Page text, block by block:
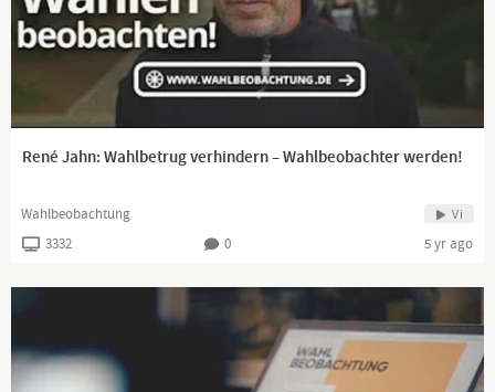
René Jahn: Wahlbetrug verhindern – Wahlbeobachter werden!
Wahlbeobachtung Vi
3332 0 5 yr ago